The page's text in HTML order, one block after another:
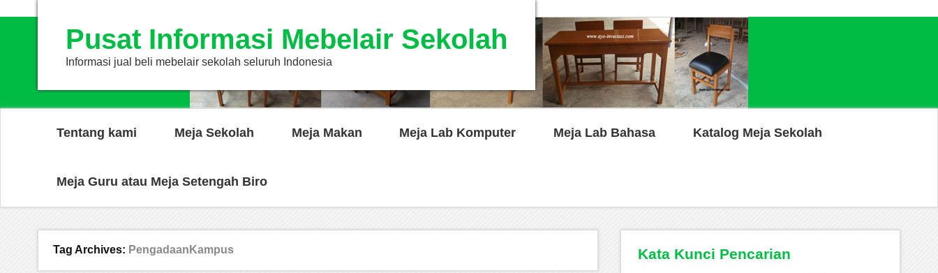
Pusat Informasi Mebelair Sekolah
Informasi jual beli mebelair sekolah seluruh Indonesia
Tentang kami Meja Sekolah Meja Makan Meja Lab Komputer Meja Lab Bahasa Katalog Meja Sekolah
Meja Guru atau Meja Setengah Biro
Tag Archives: PengadaanKampus Kata Kunci Pencarian